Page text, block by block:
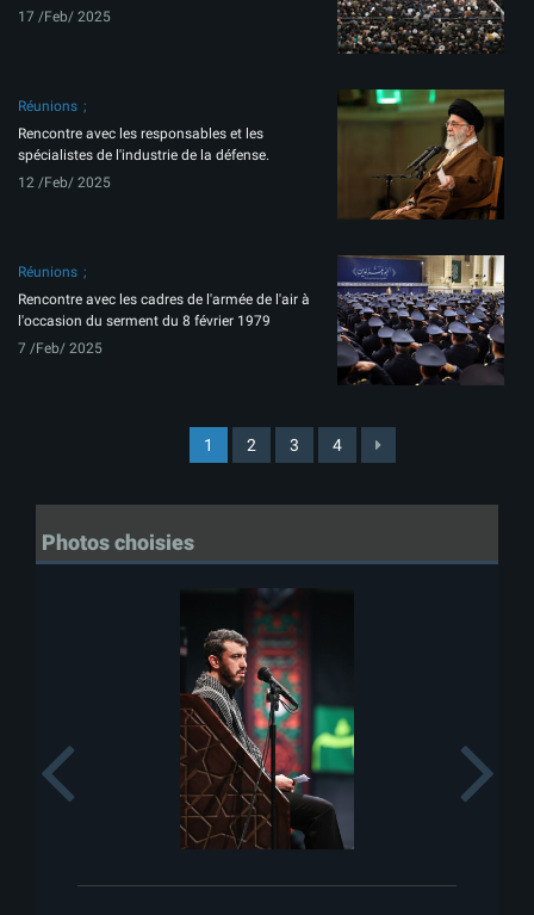
17 /Feb/ 2025
Réunions
Rencontre avec les responsables et les
spécialistes de l'industrie de la défense.
12 /Feb/ 2025
Réunions
Rencontre avec les cadres de l'armée de l'air à
l'occasion du serment du 8 février 1979
7 /Feb/ 2025
1 2 3 4
Photos choisies
Previous